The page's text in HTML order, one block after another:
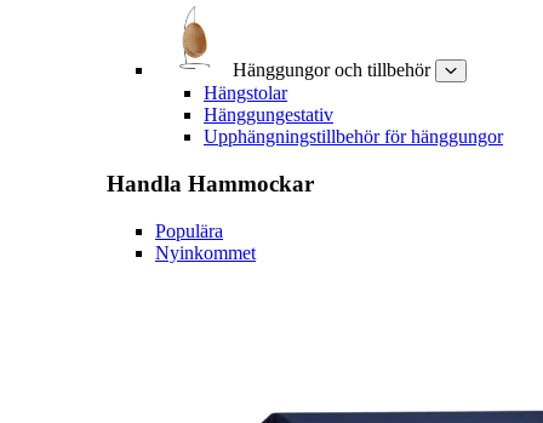
Hänggungor och tillbehör
Hängstolar
Hänggungestativ
Upphängningstillbehör för hänggungor
Handla Hammockar
Populära
Nyinkommet